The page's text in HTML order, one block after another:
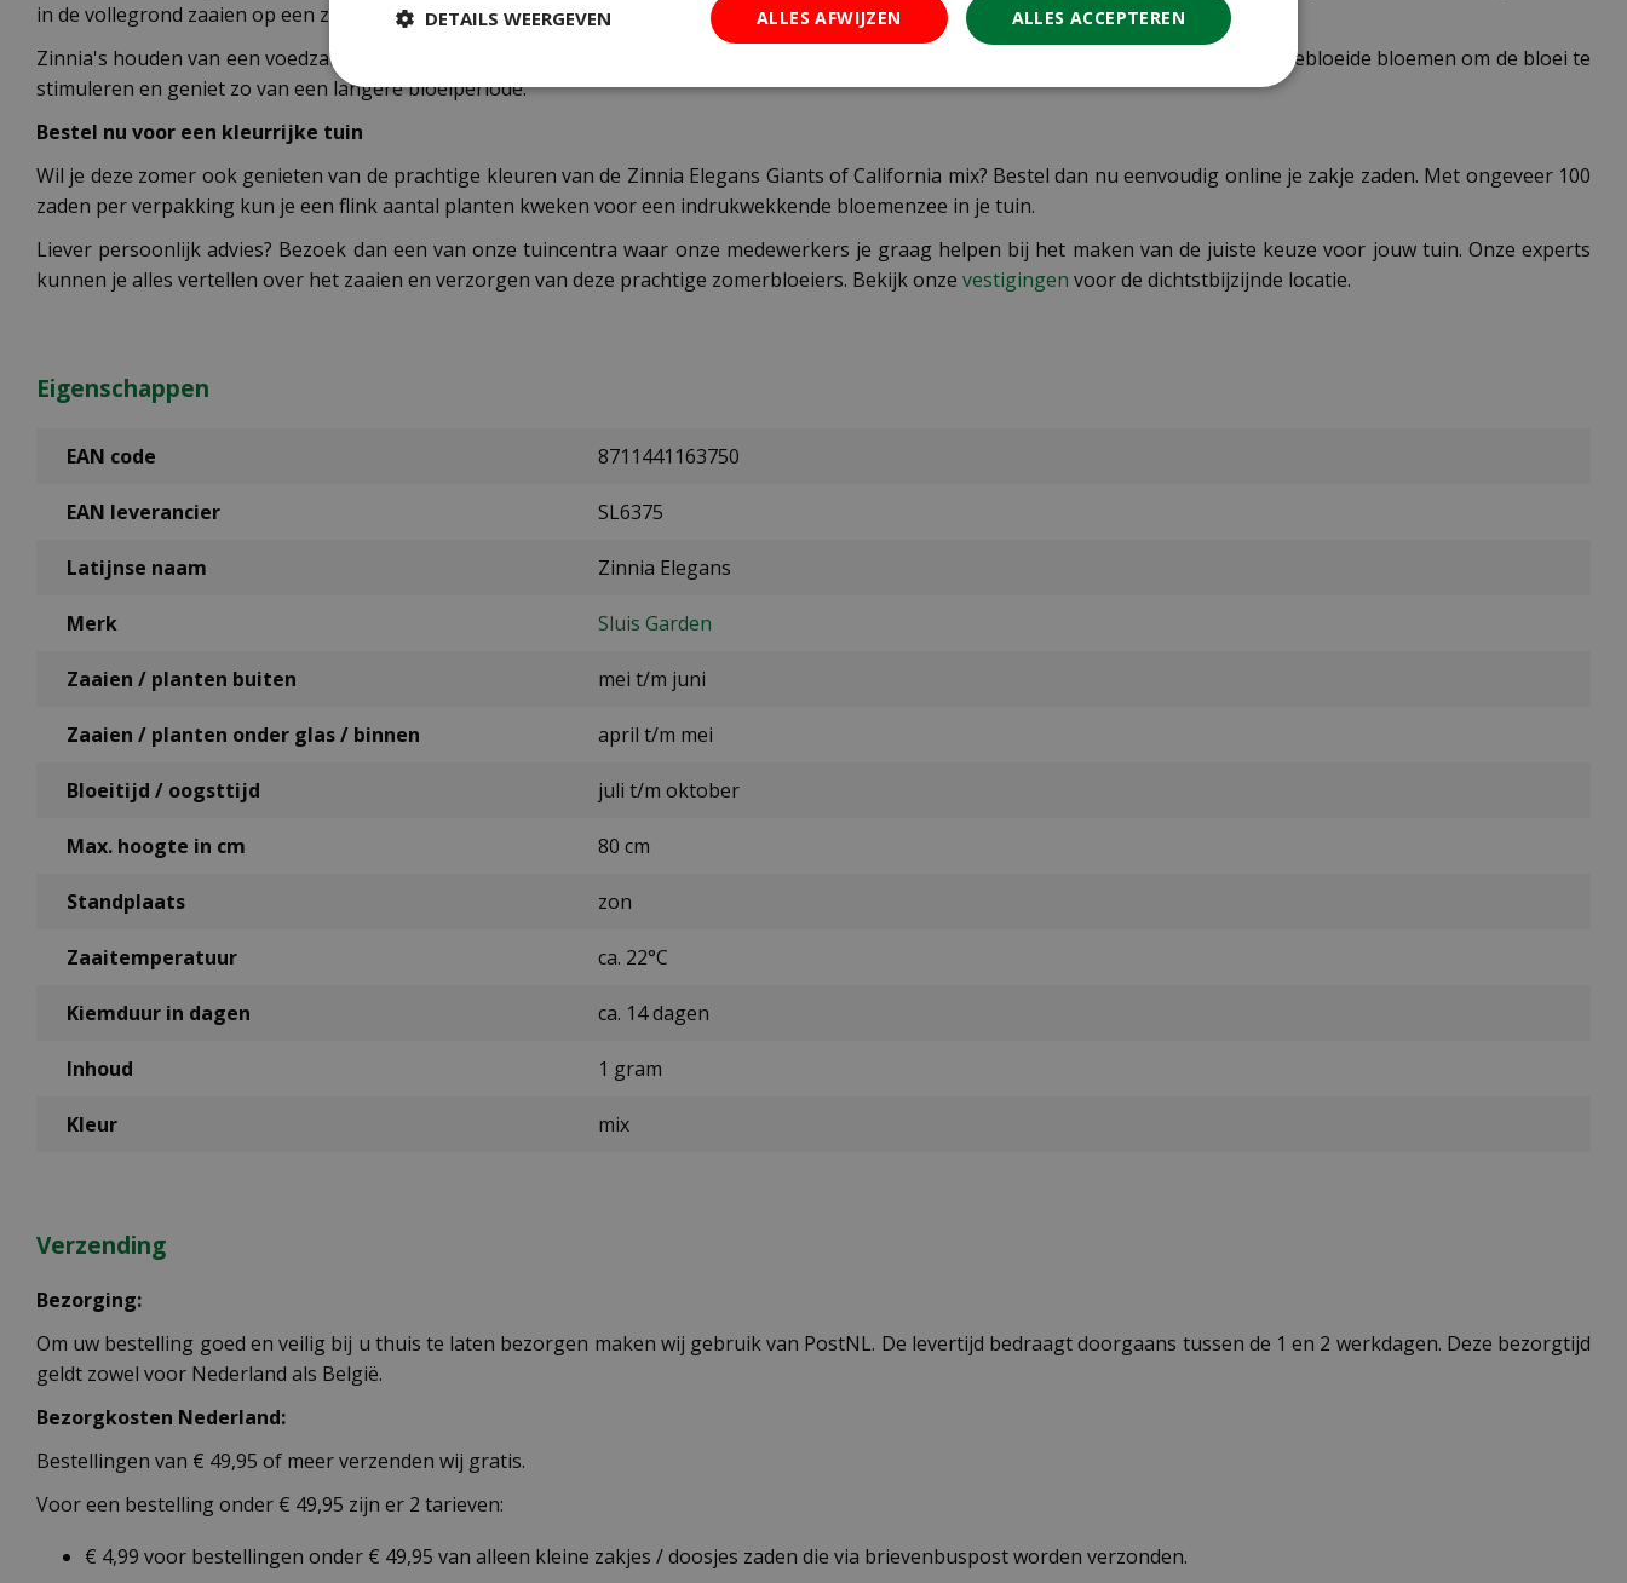
in de vollegrond zaaien op een zaaibed. Zodra de plantjes groot genoeg zijn, plant je ze op hun definitieve plek.
Zinnia's houden van een voedzame, goed doorlatende grond en voldoende water, vooral tijdens droge periodes. Verwijder regelmatig uitgebloeide bloemen om de bloei te
stimuleren en geniet zo van een langere bloeiperiode.
Bestel nu voor een kleurrijke tuin
Wil je deze zomer ook genieten van de prachtige kleuren van de Zinnia Elegans Giants of California mix? Bestel dan nu eenvoudig online je zakje zaden. Met ongeveer 100
zaden per verpakking kun je een flink aantal planten kweken voor een indrukwekkende bloemenzee in je tuin.
Liever persoonlijk advies? Bezoek dan een van onze tuincentra waar onze medewerkers je graag helpen bij het maken van de juiste keuze voor jouw tuin. Onze experts
kunnen je alles vertellen over het zaaien en verzorgen van deze prachtige zomerbloeiers. Bekijk onze vestigingen voor de dichtstbijzijnde locatie.
Eigenschappen
EAN code 8711441163750
EAN leverancier SL6375
Latijnse naam Zinnia Elegans
Merk Sluis Garden
Zaaien / planten buiten mei t/m juni
Zaaien / planten onder glas / binnen april t/m mei
Bloeitijd / oogsttijd juli t/m oktober
Max. hoogte in cm 80 cm
Standplaats zon
Zaaitemperatuur ca. 22°C
Kiemduur in dagen ca. 14 dagen
Inhoud 1 gram
Kleur mix
Verzending
Bezorging:
Om uw bestelling goed en veilig bij u thuis te laten bezorgen maken wij gebruik van PostNL. De levertijd bedraagt doorgaans tussen de 1 en 2 werkdagen. Deze bezorgtijd
geldt zowel voor Nederland als België.
Bezorgkosten Nederland:
Bestellingen van € 49,95 of meer verzenden wij gratis.
Voor een bestelling onder € 49,95 zijn er 2 tarieven:
€ 4,99 voor bestellingen onder € 49,95 van alleen kleine zakjes / doosjes zaden die via brievenbuspost worden verzonden.
ALLES ACCEPTEREN
ALLES AFWIJZEN
DETAILS WEERGEVEN